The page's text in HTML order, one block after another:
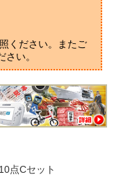
ください。またご
い。
点Cセット